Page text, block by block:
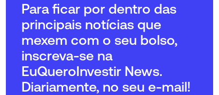
Para ficar por dentro das
principais notícias que
mexem com o seu bolso,
inscreva-se na
EuQueroInvestir News.
Diariamente, no seu e-mail!